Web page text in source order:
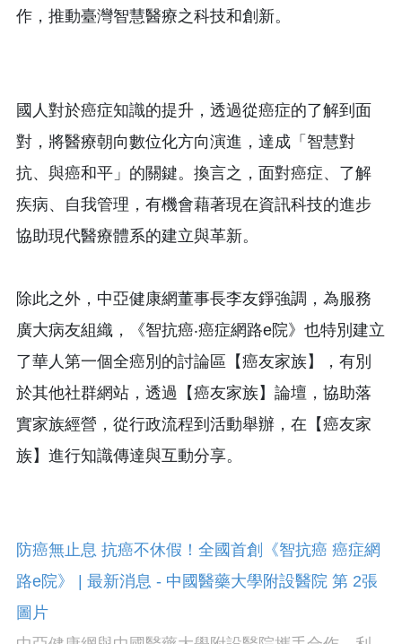
作，推動臺灣智慧醫療之科技和創新。
國人對於癌症知識的提升，透過從癌症的了解到面
對，將醫療朝向數位化方向演進，達成「智慧對
抗、與癌和平」的關鍵。換言之，面對癌症、了解
疾病、自我管理，有機會藉著現在資訊科技的進步
協助現代醫療體系的建立與革新。
除此之外，中亞健康網董事長李友錚強調，為服務
廣大病友組織，《智抗癌‧癌症網路e院》也特別建立
了華人第一個全癌別的討論區【癌友家族】，有別
於其他社群網站，透過【癌友家族】論壇，協助落
實家族經營，從行政流程到活動舉辦，在【癌友家
族】進行知識傳達與互動分享。